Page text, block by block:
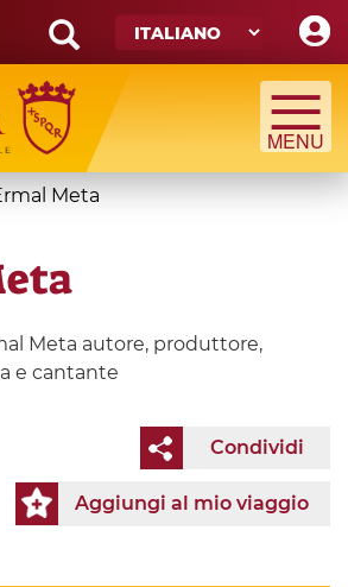
Meta
Meta autore, produttore,
e cantante
Condividi
Aggiungi al mio viaggio